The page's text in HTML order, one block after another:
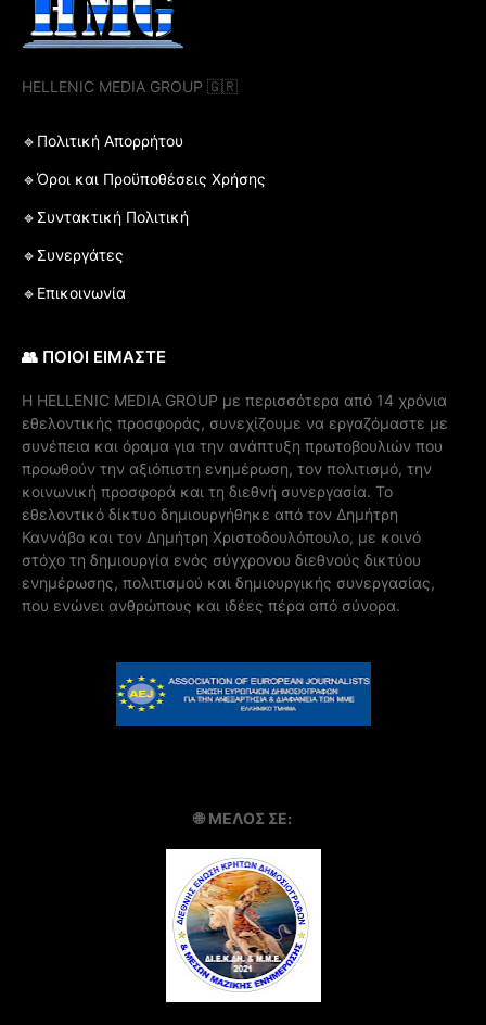
HELLENIC MEDIA GROUP 🇬🇷
🔹Πολιτική Απορρήτου
🔹Όροι και Προϋποθέσεις Χρήσης
🔹Συντακτική Πολιτική
🔹Συνεργάτες
🔹Επικοινωνία
👥 ΠΟΙΟΙ ΕΙΜΑΣΤΕ
Η ΗELLENIC MEDIA GROUP με περισσότερα από 14 χρόνια
εθελοντικής προσφοράς, συνεχίζουμε να εργαζόμαστε με
συνέπεια και όραμα για την ανάπτυξη πρωτοβουλιών που
προωθούν την αξιόπιστη ενημέρωση, τον πολιτισμό, την
κοινωνική προσφορά και τη διεθνή συνεργασία. Το
εθελοντικό δίκτυο δημιουργήθηκε από τον Δημήτρη
Καννάβο και τον Δημήτρη Χριστοδουλόπουλο, με κοινό
στόχο τη δημιουργία ενός σύγχρονου διεθνούς δικτύου
ενημέρωσης, πολιτισμού και δημιουργικής συνεργασίας,
που ενώνει ανθρώπους και ιδέες πέρα από σύνορα.
🌐 ΜΕΛΟΣ ΣΕ: